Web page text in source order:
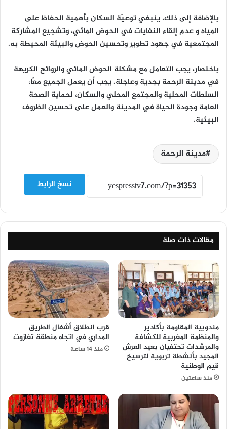
بالإضافة إلى ذلك، ينبغي توعيّة السكان بأهمية الحفاظ على
المياه و عدم إلقاء النفايات في الحوض المائي، وتشجيع المشاركة
المجتمعية في جهود تطوير وتحسين الحوض والبيئة المحيطة به.
باختصار، يجب التعامل مع مشكلة الحوض المائي والروائح الكريهة
في مدينة الرحمة بجدية وعاجلة. يجب أن يعمل الجميع معًا،
السلطات المحلية والمجتمع المحلي والسكان، لحماية الصحة
العامة وجودة الحياة في المدينة والعمل على تحسين الظروف
البيئية.
مدينة الرحمة
نسخ الرابط
مقالات ذات صلة
مندوبية المقاومة بأكادير
والمنظمة المغربية للكشافة
والمرشدات تحتفيان بعيد العرش
المجيد بأنشطة تربوية لترسيخ
قيم الوطنية
منذ ساعتين
قرب انطلاق أشغال الطريق
المداري في اتجاه منطقة تغازوت
منذ 14 ساعة